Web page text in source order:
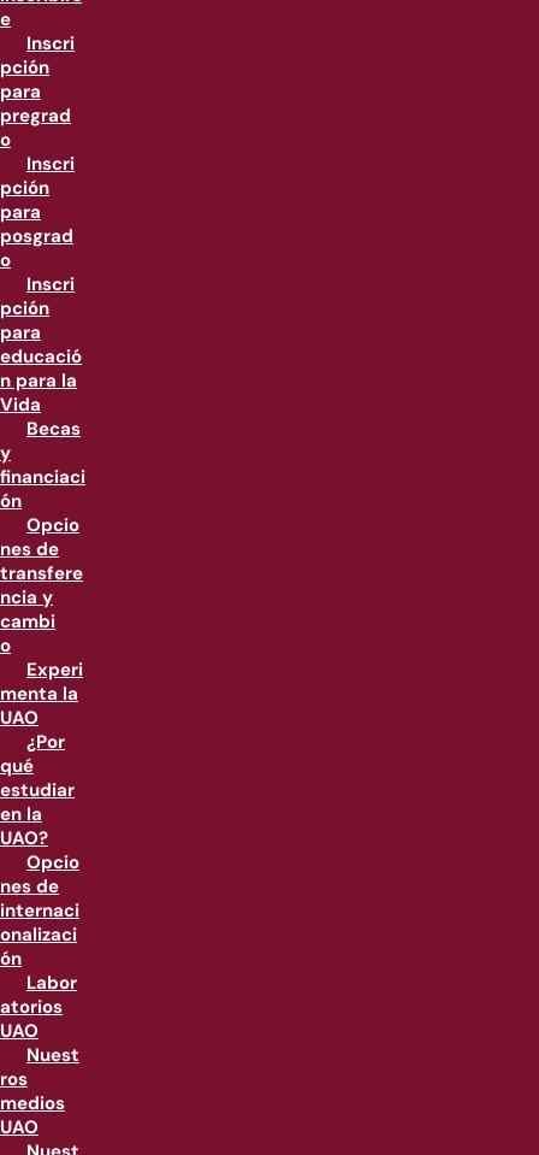
e
Inscri
pción
para
pregrad
o
Inscri
pción
para
posgrad
o
Inscri
pción
para
educació
n para la
Vida
Becas
y
financiaci
ón
Opcio
nes de
transfere
ncia y
cambi
o
Experi
menta la
UAO
¿Por
qué
estudiar
en la
UAO?
Opcio
nes de
internaci
onalizaci
ón
Labor
atorios
UAO
Nuest
ros
medios
UAO